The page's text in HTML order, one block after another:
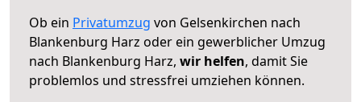
Ob ein Privatumzug von Gelsenkirchen nach
Blankenburg Harz oder ein gewerblicher Umzug
nach Blankenburg Harz, wir helfen, damit Sie
problemlos und stressfrei umziehen können.